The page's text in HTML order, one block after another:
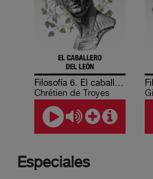
Filosofía 6. El caballero del León
Chrétien de Troyes
Especiales